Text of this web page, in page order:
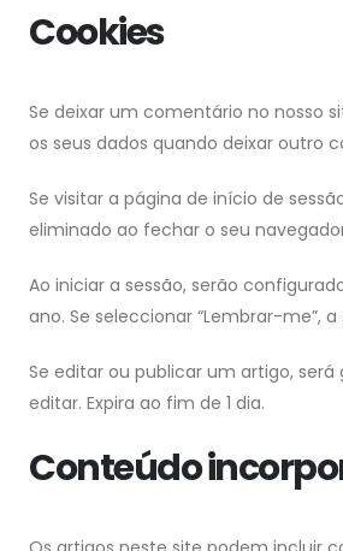
Cookies
Se deixar um comentário no nosso
os seus dados quando deixar outro
Se visitar a página de início de
eliminado ao fechar o seu
Ao iniciar a sessão, serão
ano. Se seleccionar “Lembrar-me”,
Se editar ou publicar um artigo,
editar. Expira ao fim de 1 dia.
Conteúdo